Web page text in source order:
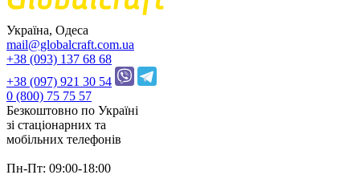
Україна, Одеса
mail@globalcraft.com.ua
+38 (093) 137 68 68
+38 (097) 921 30 54
0 (800) 75 75 57
Безкоштовно по Україні
зі стацiонарних та
мобільних телефонів
Пн-Пт: 09:00-18:00